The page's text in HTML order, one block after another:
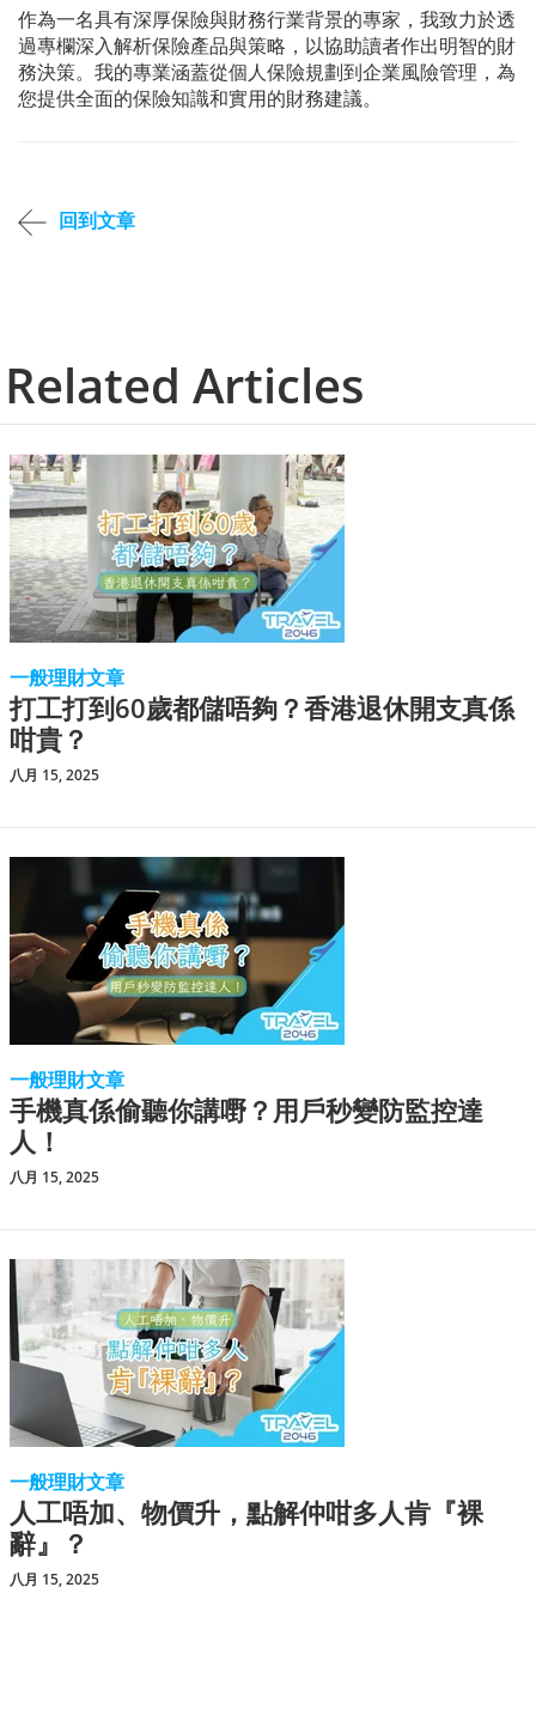
作為一名具有深厚保險與財務行業背景的專家，我致力於透
過專欄深入解析保險產品與策略，以協助讀者作出明智的財
務決策。我的專業涵蓋從個人保險規劃到企業風險管理，為
您提供全面的保險知識和實用的財務建議。
回到文章
Related Articles
一般理財文章
打工打到60歲都儲唔夠？香港退休開支真係
咁貴？
八月 15, 2025
一般理財文章
手機真係偷聽你講嘢？用戶秒變防監控達
人！
八月 15, 2025
一般理財文章
人工唔加、物價升，點解仲咁多人肯『裸
辭』？
八月 15, 2025